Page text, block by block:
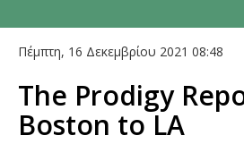
Πέμπτη, 16 Δεκεμβρίου 2021 08:48
The Prodigy
Boston to LA